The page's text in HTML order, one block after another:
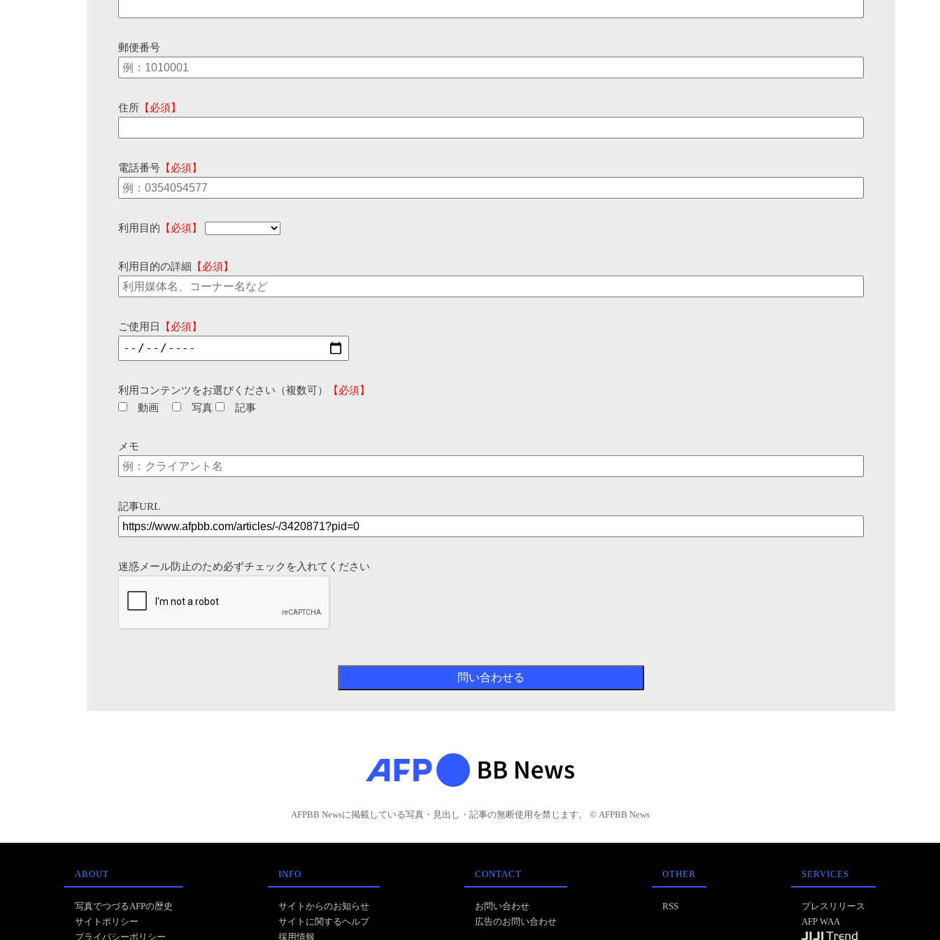
郵便番号
住所 【必須】
電話番号 【必須】
利用目的 【必須】
利用目的の詳細 【必須】
ご使用日 【必須】
利用コンテンツをお選びください（複数可）
【必須】
動画
写真 記事
メモ
記事URL
迷惑メール防止のため必ずチェックを入れてください
AFPBB Newsに掲載している写真・見出し・記事の無断使用を禁じます。 © AFPBB News
ABOUT
写真でつづるAFPの歴史
サイトポリシー
プライバシーポリシー
INFO
サイトからのお知らせ
サイトに関するヘルプ
採用情報
CONTACT
お問い合わせ
広告のお問い合わせ
OTHER
RSS
SERVICES
プレスリリース
AFP WAA